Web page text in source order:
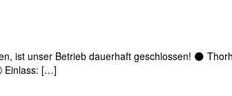
ist unser Betrieb dauerhaft geschlossen! ​🌑
Einlass: […]